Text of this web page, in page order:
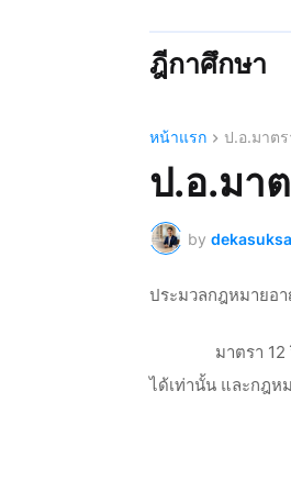
ฎีกาศึกษา
หน้าแรก ป.อ.มาตร
ป.อ.มา
by dekasuksa
ประมวลกฎหมายอ
มาตรา
ได้เท่านั้น และกฎห